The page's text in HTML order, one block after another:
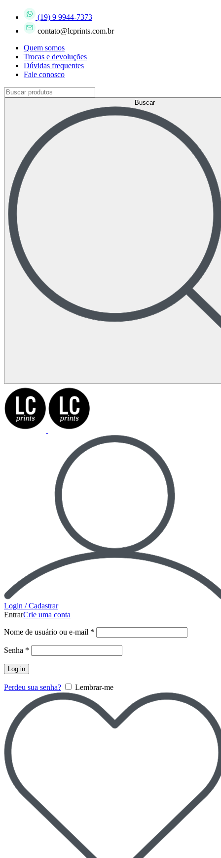
(19) 9 9944-7373
contato@lcprints.com.br
Quem somos
Trocas e devoluções
Dúvidas frequentes
Fale conosco
Buscar
Login / Cadastrar
EntrarCrie uma conta
Nome de usuário ou e-mail *
Senha *
Log in
Perdeu sua senha? Lembrar-me